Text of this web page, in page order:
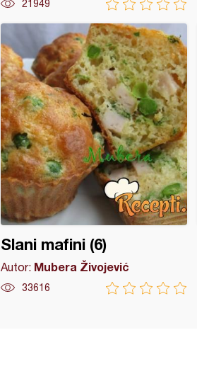
21949
Slani mafini (6)
Autor: Mubera Živojević
33616